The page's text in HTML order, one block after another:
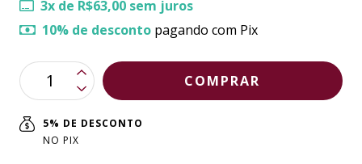
3x de R$63,00 sem juros
10% de desconto pagando com Pix
5% DE DESCONTO
NO PIX